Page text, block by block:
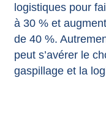
logistiques pour
à 30 % et
de 40 %.
peut s’avérer le
gaspillage et la